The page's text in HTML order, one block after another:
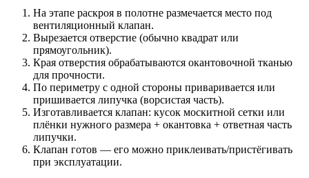
На этапе раскроя в полотне размечается место под
вентиляционный клапан.
Вырезается отверстие (обычно квадрат или
прямоугольник).
Края отверстия обрабатываются окантовочной тканью
для прочности.
По периметру с одной стороны приваривается или
пришивается липучка (ворсистая часть).
Изготавливается клапан: кусок москитной сетки или
плёнки нужного размера + окантовка + ответная часть
липучки.
Клапан готов — его можно приклеивать/пристёгивать
при эксплуатации.